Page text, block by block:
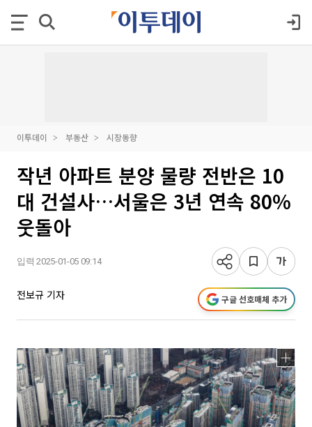
이투데이 부동산 시장동향
작년 아파트 분양 물량 전반은 10
대 건설사…서울은 3년 연속 80%
웃돌아
입력 2025-01-05 09:14
전보규 기자 구글 선호매체 추가